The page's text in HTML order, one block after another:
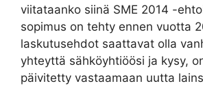
viitataanko siinä SME 2014 -
sopimus on tehty ennen vuotta
laskutusehdot saattavat olla
yhteyttä sähköyhtiöösi ja kysy,
päivitetty vastaamaan uutta